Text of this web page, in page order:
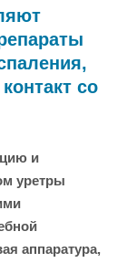
со
и
уретры
аппаратура,